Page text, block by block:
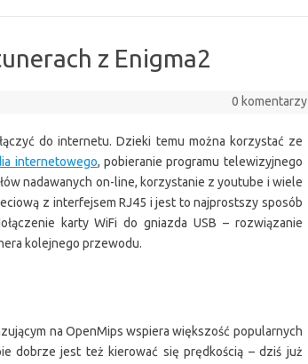
z Enigma2
0 komentarzy
do internetu. Dzieki temu można korzystać ze
internetowego, pobieranie programu telewizyjnego
nadawanych on-line, korzystanie z youtube i wiele
z interfejsem RJ45 i jest to najprostszy sposób
karty WiFi do gniazda USB – rozwiązanie
kolejnego przewodu.
na OpenMips wspiera większość popularnych
dobrze jest też kierować się prędkością – dziś już